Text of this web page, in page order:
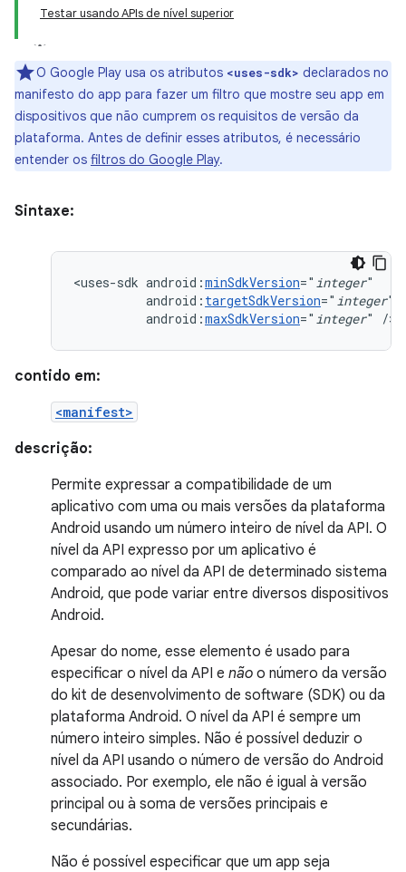
Testar usando APIs de nível superior
O Google Play usa os atributos <uses-sdk> declarados no
manifesto do app para fazer um filtro que mostre seu app em
dispositivos que não cumprem os requisitos de versão da
plataforma. Antes de definir esses atributos, é necessário
entender os filtros do Google Play.
Sintaxe:
<uses-sdk android:minSdkVersion=" integer
android: targetSdkVersion=" integer
android:maxSdkVersion=" integer" />
contido em:
<manifest>
descrição:
Permite expressar a compatibilidade de um
aplicativo com uma ou mais versões da plataforma
Android usando um número inteiro de nível da API. O
nível da API expresso por um aplicativo é
comparado ao nível da API de determinado sistema
Android, que pode variar entre diversos dispositivos
Android.
Apesar do nome, esse elemento é usado para
especificar o nível da API e não o número da versão
do kit de desenvolvimento de software (SDK) ou da
plataforma Android. O nível da API é sempre um
número inteiro simples. Não é possível deduzir o
nível da API usando o número de versão do Android
associado. Por exemplo, ele não é igual à versão
principal ou à soma de versões principais e
secundárias.
Não é possível especificar que um app seja